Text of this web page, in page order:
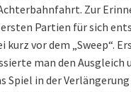
Zur
Partien für sich
kurz vor dem „Sweep“.
man den Ausgleich
Spiel in der